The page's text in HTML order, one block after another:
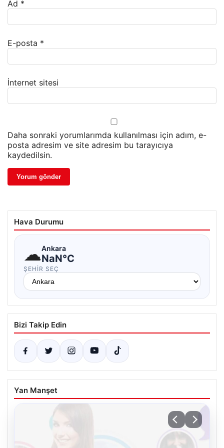
Ad *
E-posta *
İnternet sitesi
Daha sonraki yorumlarımda kullanılması için adım, e-
posta adresim ve site adresim bu tarayıcıya
kaydedilsin.
Hava Durumu
☁Ankara
NaN°C
ŞEHIR SEÇ
Bizi Takip Edin
Yan Manşet